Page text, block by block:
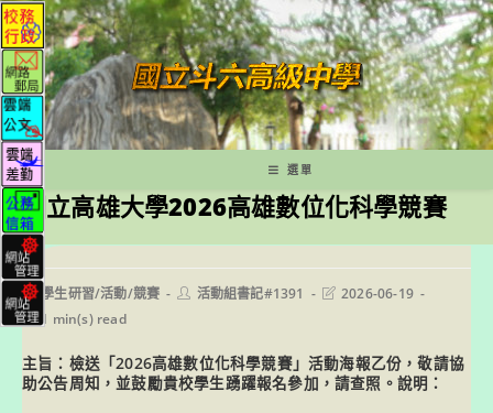
跳
轉
至
主
要
內
容
選單
國立高雄大學2026高雄數位化科學競賽
Post
category:
學生研習/活動/競賽
Post活動組書記#1391
Post2026-06-19
Reading
1 min(s) read
主旨：檢送「2026高雄數位化科學競賽」活動海報乙份，敬請協
助公告周知，並鼓勵貴校學生踴躍報名參加，請查照。說明：